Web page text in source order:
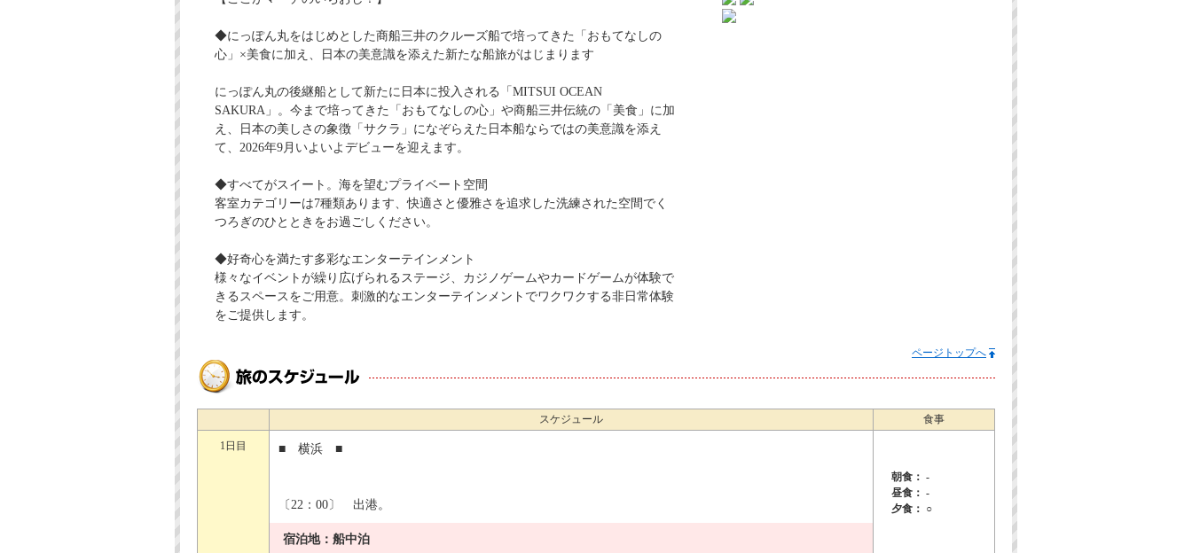
◆にっぽん丸をはじめとした商船三井のクルーズ船で培ってきた「おもてなしの
心」×美食に加え、日本の美意識を添えた新たな船旅がはじまります
にっぽん丸の後継船として新たに日本に投入される「MITSUI OCEAN
SAKURA」。今まで培ってきた「おもてなしの心」や商船三井伝統の「美食」に加
え、日本の美しさの象徴「サクラ」になぞらえた日本船ならではの美意識を添え
て、2026年9月いよいよデビューを迎えます。
◆すべてがスイート。海を望むプライベート空間
客室カテゴリーは7種類あります、快適さと優雅さを追求した洗練された空間でく
つろぎのひとときをお過ごしください。
◆好奇心を満たす多彩なエンターテインメント
様々なイベントが繰り広げられるステージ、カジノゲームやカードゲームが体験で
きるスペースをご用意。刺激的なエンターテインメントでワクワクする非日常体験
をご提供します。
ページトップへ
スケジュール 食事
1日目 ■ 横浜 ■
〔22：00〕 出港。
宿泊地：船中泊
朝食： -
昼食： -
夕食： ○